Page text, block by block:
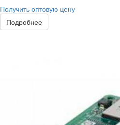
Получить оптовую цену
Подробнее